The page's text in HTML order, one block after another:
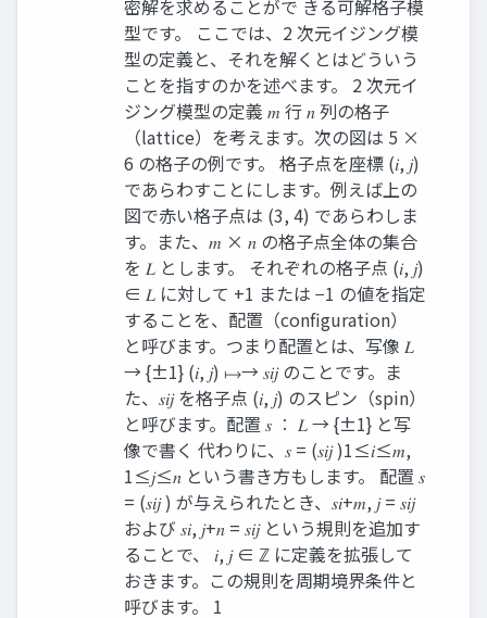
密解を求めることがで きる可解格子模
型です。 ここでは、2 次元イジング模
型の定義と、それを解くとはどういう
ことを指すのかを述べます。 2 次元イ
ジング模型の定義 𝑚 行 𝑛 列の格子
（lattice）を考えます。次の図は 5 ×
6 の格子の例です。 格子点を座標 (𝑖, 𝑗)
であらわすことにします。例えば上の
図で赤い格子点は (3, 4) であらわしま
す。また、𝑚 × 𝑛 の格子点全体の集合
を 𝐿 とします。 それぞれの格子点 (𝑖, 𝑗)
∈ 𝐿 に対して +1 または −1 の値を指定
することを、配置（configuration）
と呼びます。つまり配置とは、写像 𝐿
→ {±1} (𝑖, 𝑗) ↦→ 𝑠𝑖𝑗 のことです。ま
た、𝑠𝑖𝑗 を格子点 (𝑖, 𝑗) のスピン（spin）
と呼びます。配置 𝑠 ∶ 𝐿 → {±1} と写
像で書く 代わりに、𝑠 = (𝑠𝑖𝑗 )1≤𝑖≤𝑚,
1≤𝑗≤𝑛 という書き方もします。 配置 𝑠
= (𝑠𝑖𝑗 ) が与えられたとき、𝑠𝑖+𝑚, 𝑗 = 𝑠𝑖𝑗
および 𝑠𝑖, 𝑗+𝑛 = 𝑠𝑖𝑗 という規則を追加す
ることで、 𝑖, 𝑗 ∈ ℤ に定義を拡張して
おきます。この規則を周期境界条件と
呼びます。 1